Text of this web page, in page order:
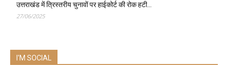
उत्तराखंड में त्रिस्तरीय चुनावों पर हाईकोर्ट की रोक हटी…
27/06/2025
I'M SOCIAL